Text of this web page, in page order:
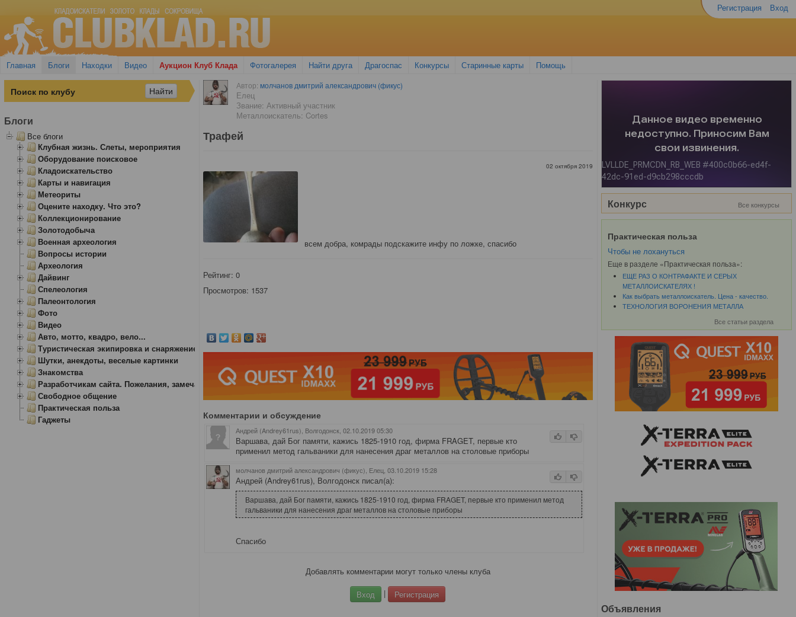
Регистрация Вход
Главная Блоги Находки Видео Аукцион Клуб Клада Фотогалерея Найти друга Драгоспас Конкурсы Старинные карты Помощь
Автор: молчанов дмитрий александрович (фикус)
Елец
Звание: Активный участник
Металлоискатель: Cortes
Трафей
02 октября 2019
всем добра, комрады подскажите инфу по ложке, спасибо
Рейтинг: 0
Просмотров: 1537
Комментарии и обсуждение
Андрей (Andrey61rus), Волгодонск, 02.10.2019 05:30
Варшава, дай Бог памяти, кажись 1825-1910 год, фирма FRAGET, первые кто
применил метод гальваники для нанесения драг металлов на столовые приборы
молчанов дмитрий александрович (фикус), Елец, 03.10.2019 15:28
Андрей (Andrey61rus), Волгодонск писал(а):
Варшава, дай Бог памяти, кажись 1825-1910 год, фирма FRAGET, первые кто применил метод
гальваники для нанесения драг металлов на столовые приборы
Спасибо
Добавлять комментарии могут только члены клуба
Вход | Регистрация
Блоги
Все блоги
Клубная жизнь. Слеты, мероприятия
Оборудование поисковое
Кладоискательство
Карты и навигация
Метеориты
Оцените находку. Что это?
Коллекционирование
Золотодобыча
Военная археология
Вопросы истории
Археология
Дайвинг
Спелеология
Палеонтология
Фото
Видео
Авто, мотто, квадро, вело...
Туристическая экипировка и снаряжение
Шутки, анекдоты, веселые картинки
Знакомства
Разработчикам сайта. Пожелания, замечания.
Свободное общение
Практическая польза
Гаджеты
Конкурс Все конкурсы
Практическая польза
Чтобы не лохануться
Еще в разделе «Практическая польза»:
ЕЩЕ РАЗ О КОНТРАФАКТЕ И СЕРЫХ
МЕТАЛЛОИСКАТЕЛЯХ !
Как выбрать металлоискатель. Цена - качество.
ТЕХНОЛОГИЯ ВОРОНЕНИЯ МЕТАЛЛА
Все статьи раздела
Объявления